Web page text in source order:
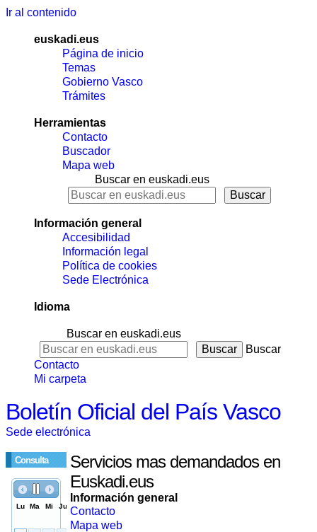
Ir al contenido
euskadi.eus
Página de inicio
Temas
Gobierno Vasco
Trámites
Herramientas
Contacto
Buscador
Mapa web
Buscar en euskadi.eus
Información general
Accesibilidad
Información legal
Política de cookies
Sede Electrónica
Idioma
Buscar en euskadi.eus
Buscar
Contacto
Mi carpeta
Boletín Oficial del País Vasco
Sede electrónica
Consulta
Servicios mas demandados en
Euskadi.eus
Información general
Contacto
Mapa web